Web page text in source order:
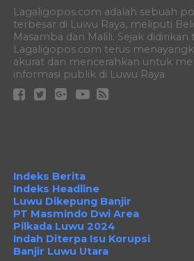
Lagaligopos.com adalah sebuah
terbesar di Luwu Raya, meliputi
Masamba dan Malili. Sejak didirikan
Lagaligopos.com terus
akurat dan mencerahkan untuk
informasi publik di Luwu Raya
Indeks Berita
Indeks Headline
Luwu Dikepung Banjir
PT Masmindo Dwi Area
Pilkada Luwu 2024
Indah Diterpa Isu Korupsi
Banjir Luwu Utara